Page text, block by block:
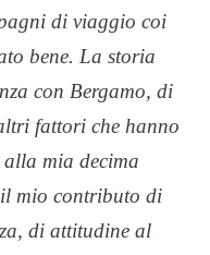
di viaggio coi
bene. La storia
con Bergamo, di
fattori che hanno
mia decima
mio contributo di
di attitudine al